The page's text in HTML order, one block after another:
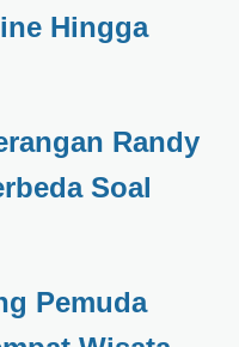
Hingga
Randy
Soal
Pemuda